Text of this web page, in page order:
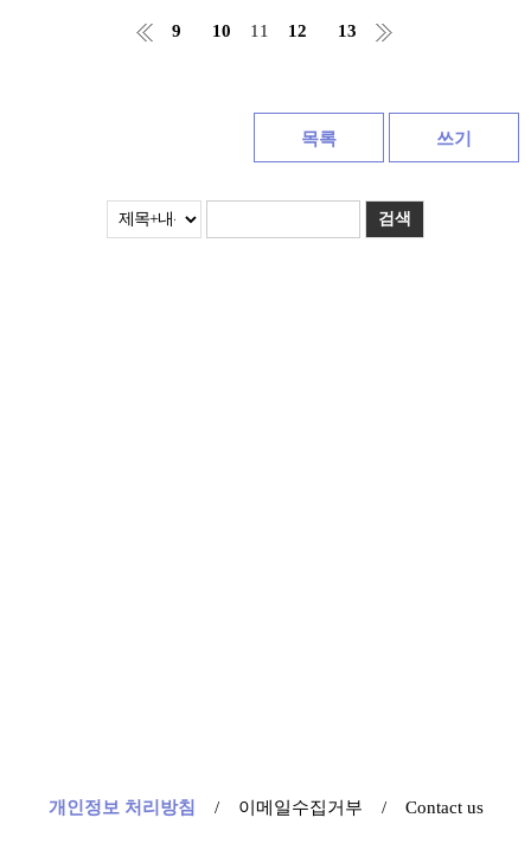
9 10 11 12 13
목록 쓰기
검색
개인정보 처리방침 / 이메일수집거부 / Contact us